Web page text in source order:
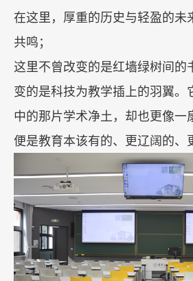
在这里，厚重的历史与轻盈的未
共鸣；
这里不曾改变的是红墙绿树间的
变的是科技为教学插上的羽翼。
中的那片学术净土，却也更像一
便是教育本该有的、更辽阔的、